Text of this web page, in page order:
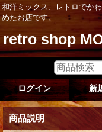
和洋ミックス、レトロでか
めたお店です。
retro shop
ログイン 新
商品説明